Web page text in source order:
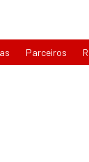
Parceiros